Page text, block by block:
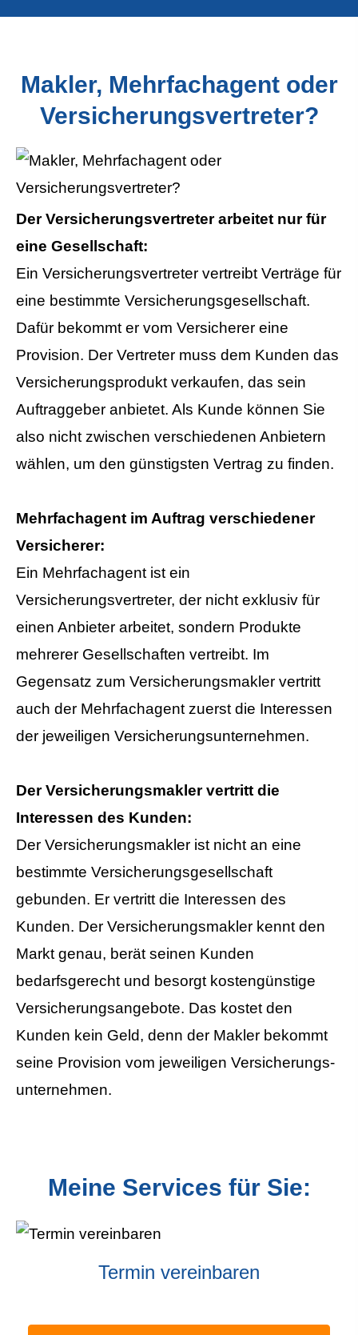
Makler, Mehrfachagent oder
Versicherungsvertreter?
Der Versicherungsvertreter arbeitet nur für
eine Gesellschaft:
Ein Versicherungsvertreter vertreibt Verträge für
eine bestimmte Versicherungsgesellschaft.
Dafür bekommt er vom Versicherer eine
Provision. Der Vertreter muss dem Kunden das
Versicherungsprodukt verkaufen, das sein
Auftraggeber anbietet. Als Kunde können Sie
also nicht zwischen verschiedenen Anbietern
wählen, um den günstigsten Vertrag zu finden.
Mehrfachagent im Auftrag verschiedener
Versicherer:
Ein Mehrfachagent ist ein
Versicherungsvertreter, der nicht exklusiv für
einen Anbieter arbeitet, sondern Produkte
mehrerer Gesellschaften vertreibt. Im
Gegensatz zum Ver­sicherungs­makler vertritt
auch der Mehrfachagent zuerst die Interessen
der jeweiligen Ver­si­che­rungs­un­ter­neh­men.
Der Ver­sicherungs­makler vertritt die
Interessen des Kunden:
Der Ver­sicherungs­makler ist nicht an eine
bestimmte Versicherungsgesellschaft
gebunden. Er vertritt die Interessen des
Kunden. Der Ver­sicherungs­makler kennt den
Markt genau, berät seinen Kunden
bedarfsgerecht und besorgt kostengünstige
Versicherungsangebote. Das kostet den
Kunden kein Geld, denn der Makler bekommt
seine Provision vom jeweiligen Ver­si­che­rungs­
un­ter­neh­men.
Meine Services für Sie:
Termin ver­ein­baren